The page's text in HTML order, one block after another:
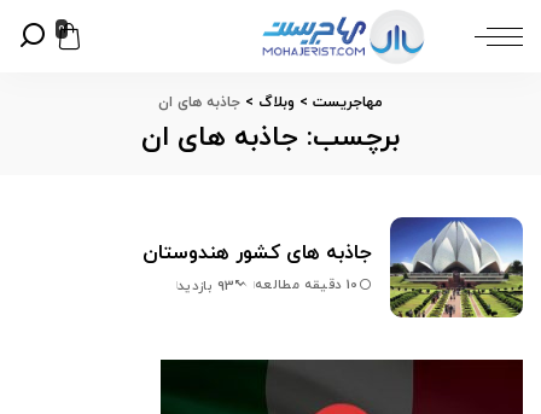
0
مهاجریست > وبلاگ > جاذبه های ان
برچسب: جاذبه های ان
جاذبه های کشور هندوستان
10 دقیقه مطالعه 93 بازدید